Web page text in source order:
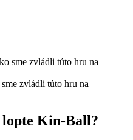
zvládli túto hru na
Kin-Ball?